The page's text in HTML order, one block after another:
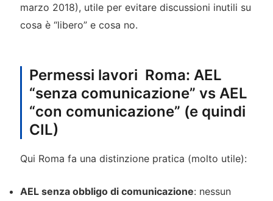
marzo 2018), utile per evitare discussioni inutili su
cosa è “libero” e cosa no.
Permessi lavori Roma: AEL
“senza comunicazione” vs AEL
“con comunicazione” (e quindi
CIL)
Qui Roma fa una distinzione pratica (molto utile):
AEL senza obbligo di comunicazione: nessun